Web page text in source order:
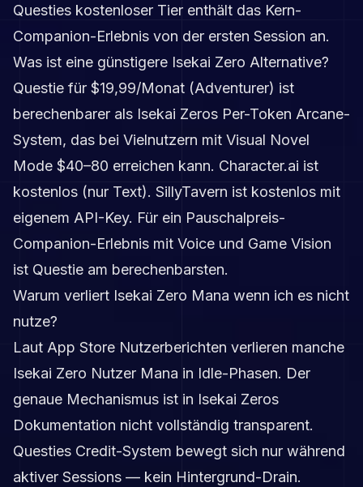
Questies kostenloser Tier enthält das Kern-
Companion-Erlebnis von der ersten Session an.
Was ist eine günstigere Isekai Zero Alternative?
Questie für $19,99/Monat (Adventurer) ist
berechenbarer als Isekai Zeros Per-Token Arcane-
System, das bei Vielnutzern mit Visual Novel
Mode $40–80 erreichen kann. Character.ai ist
kostenlos (nur Text). SillyTavern ist kostenlos mit
eigenem API-Key. Für ein Pauschalpreis-
Companion-Erlebnis mit Voice und Game Vision
ist Questie am berechenbarsten.
Warum verliert Isekai Zero Mana wenn ich es nicht
nutze?
Laut App Store Nutzerberichten verlieren manche
Isekai Zero Nutzer Mana in Idle-Phasen. Der
genaue Mechanismus ist in Isekai Zeros
Dokumentation nicht vollständig transparent.
Questies Credit-System bewegt sich nur während
aktiver Sessions — kein Hintergrund-Drain.